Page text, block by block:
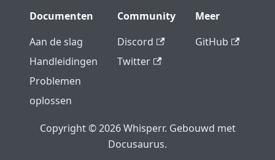
Documenten
Aan de slag
Handleidingen
Problemen
oplossen
Community
Discord
Twitter
Meer
GitHub
Copyright © 2026 Whisperr. Gebouwd met
Docusaurus.